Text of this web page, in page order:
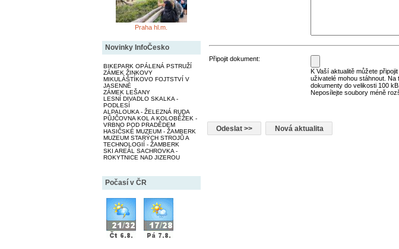
Praha hl.m.
Novinky InfoČesko
BIKEPARK OPÁLENÁ PSTRUŽÍ
ZÁMEK ŽINKOVY
MIKULÁŠTÍKOVO FOJTSTVÍ V
JASENNÉ
ZÁMEK LEŠANY
LESNÍ DIVADLO SKALKA -
PODLESÍ
ALPALOUKA - ŽELEZNÁ RUDA
PŮJČOVNA KOL A KOLOBĚŽEK -
VRBNO POD PRADĚDEM
HASIČSKÉ MUZEUM - ŽAMBERK
MUZEUM STARÝCH STROJŮ A
TECHNOLOGIÍ - ŽAMBERK
SKI AREÁL SACHROVKA -
ROKYTNICE NAD JIZEROU
Počasí v ČR
Připojit dokument:
K Vaší aktualitě můžete
uživatelé mohou stáhnout.
dokumenty do velikosti 100 kB.
Neposílejte soubory méně